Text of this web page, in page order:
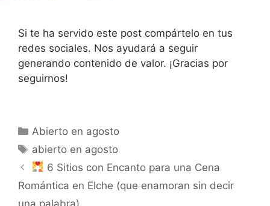
Si te ha servido este post compártelo en tus
redes sociales. Nos ayudará a seguir
generando contenido de valor. ¡Gracias por
seguirnos!
Categorías
Abierto en agosto
Etiquetas
abierto en agosto
6 Sitios con Encanto para una Cena
Romántica en Elche (que enamoran sin decir
una palabra)